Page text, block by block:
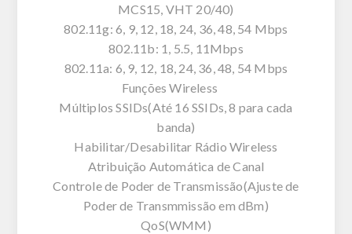
MCS15, VHT 20/40)
802.11g: 6, 9, 12, 18, 24, 36, 48, 54 Mbps
802.11b: 1, 5.5, 11Mbps
802.11a: 6, 9, 12, 18, 24, 36, 48, 54 Mbps
Funções Wireless
Múltiplos SSIDs(Até 16 SSIDs, 8 para cada
banda)
Habilitar/Desabilitar Rádio Wireless
Atribuição Automática de Canal
Controle de Poder de Transmissão(Ajuste de
Poder de Transmmissão em dBm)
QoS(WMM)